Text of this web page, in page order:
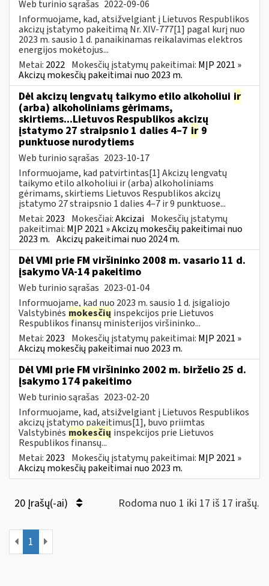
Web turinio sąrašas 2022-09-06
Informuojame, kad, atsižvelgiant į Lietuvos Respublikos
akcizų įstatymo pakeitimą Nr. XIV-777[1] pagal kurį nuo
2023 m. sausio 1 d. panaikinamas reikalavimas elektros
energijos mokėtojus...
Metai: 2022 Mokesčių įstatymų pakeitimai: MĮP 2021 »
Akcizų mokesčių pakeitimai nuo 2023 m.
Dėl akcizų lengvatų taikymo etilo alkoholiui ir
(arba) alkoholiniams gėrimams,
skirtiems...Lietuvos Respublikos akcizų
įstatymo 27 straipsnio 1 dalies 4–7 ir 9
punktuose nurodytiems
Web turinio sąrašas 2023-10-17
Informuojame, kad patvirtintas[1] Akcizų lengvatų
taikymo etilo alkoholiui ir (arba) alkoholiniams
gėrimams, skirtiems Lietuvos Respublikos akcizų
įstatymo 27 straipsnio 1 dalies 4–7 ir 9 punktuose...
Metai: 2023 Mokesčiai:Akcizai Mokesčių įstatymų
pakeitimai: MĮP 2021 » Akcizų mokesčių pakeitimai nuo
2023 m. Akcizų pakeitimai nuo 2024 m.
Dėl VMI prie FM viršininko 2008 m. vasario 11 d.
įsakymo VA-14 pakeitimo
Web turinio sąrašas 2023-01-04
Informuojame, kad nuo 2023 m. sausio 1 d. įsigaliojo
Valstybinės mokesčių inspekcijos prie Lietuvos
Respublikos finansų ministerijos viršininko...
Metai: 2023 Mokesčių įstatymų pakeitimai: MĮP 2021 »
Akcizų mokesčių pakeitimai nuo 2023 m.
Dėl VMI prie FM viršininko 2002 m. birželio 25 d.
įsakymo 174 pakeitimo
Web turinio sąrašas 2023-02-20
Informuojame, kad, atsižvelgiant į Lietuvos Respublikos
akcizų įstatymo pakeitimus[1], buvo priimtas
Valstybinės mokesčių inspekcijos prie Lietuvos
Respublikos finansų...
Metai: 2023 Mokesčių įstatymų pakeitimai: MĮP 2021 »
Akcizų mokesčių pakeitimai nuo 2023 m.
20 Įrašų(-ai) Rodoma nuo 1 iki 17 iš 17 irašų.
1